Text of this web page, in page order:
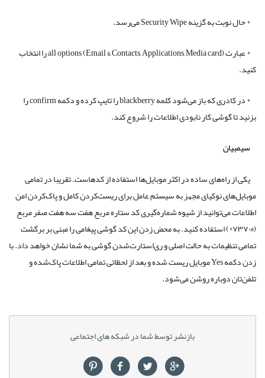
* حال نوبت به گزینه Security Wipe می‌رسد.
* عبارت (all options (Email & Contacts, Applications, Media card را انتخاب
کنید.
* در کادری که باز می‌شود کلمه blackberry را تایپ کرده و دکمه confirm را
بزنید تا گوشی کار نابودی اطلاعات را شروع کند.
سیمبیان
یکی از راه‌های ساده در اکثر موبایل‌ها استفاده از کدهاست. تقریبا در تمامی
موبایل‌های نوکیای مجهز به سیستم عامل برای ریست‌کردن کامل و پاک‌کردن امن
اطلاعات می‌توانید از شیوه شماره‌گیری کد ستاره مربع هفت سه هفت صفر مربع
(#۷۳۷۰*) استفاده کنید. به محض زدن این کد گوشی پیغامی را مبنی بر برگشت
تمامی تنظیمات به حالت اصلی و ری‌استارت‌شدن گوشی به شما نشان خواهد داد. با
زدن دکمه Yes موبایل ریست شده و بعد از لحظاتی تمامی اطلاعات پاک‌شده و
تلفن‌تان دوباره روشن می‌شود.
بازنشر توسط شما در شبکه های اجتماعی